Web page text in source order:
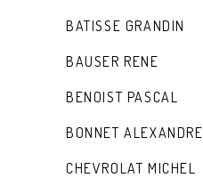
BATISSE GRANDIN
BAUSER RENE
BENOIST PASCAL
BONNET ALEXANDRE
CHEVROLAT MICHEL